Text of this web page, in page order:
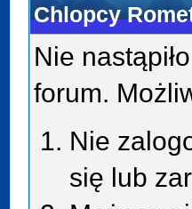
Chlopcy
Nie
forum.
Nie
się lub